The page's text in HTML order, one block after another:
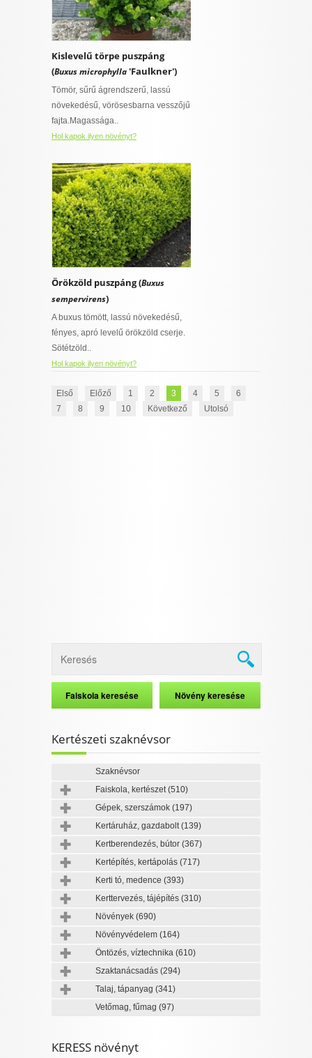
Kislevelű törpe puszpáng
(Buxus microphylla'Faulkner')
Tömör, sűrű ágrendszerű, lassú
növekedésű, vörösesbarna vesszőjű
fajta.Magassága..
Hol kapok ilyen növényt?
Örökzöld puszpáng (Buxus
sempervirens)
A buxus tömött, lassú növekedésű,
fényes, apró levelű örökzöld cserje.
Sötétzöld..
Hol kapok ilyen növényt?
Első Előző 1 2 3 4 5
6
7
8 9 10 Következő Utolsó
Kertészeti szaknévsor
Szaknévsor
Faiskola, kertészet(510)
Gépek, szerszámok (197)
Kertáruház, gazdabolt(139)
Kertberendezés, bútor (367)
Kertépítés, kertápolás (717)
Kerti tó, medence (393)
Kerttervezés, tájépítés (310)
Növények (690)
Növényvédelem (164)
Öntözés, víztechnika (610)
Szaktanácsadás (294)
Talaj, tápanyag (341)
Vetőmag, fűmag (97)
KERESS növényt